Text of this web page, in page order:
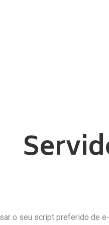
o seu script preferido de